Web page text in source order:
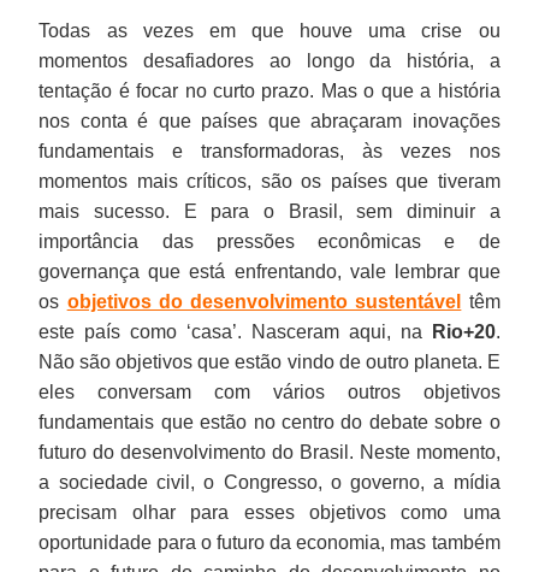
Todas as vezes em que houve uma crise ou
momentos desafiadores ao longo da história, a
tentação é focar no curto prazo. Mas o que a história
nos conta é que países que abraçaram inovações
fundamentais e transformadoras, às vezes nos
momentos mais críticos, são os países que tiveram
mais sucesso. E para o Brasil, sem diminuir a
importância das pressões econômicas e de
governança que está enfrentando, vale lembrar que
os objetivos do desenvolvimento sustentável
têm
este país como ‘casa’. Nasceram aqui, na
Rio+20.
Não são objetivos que estão vindo de outro planeta. E
eles conversam com vários outros objetivos
fundamentais que estão no centro do debate sobre o
futuro do desenvolvimento do Brasil. Neste momento,
a sociedade civil, o Congresso, o governo, a mídia
precisam olhar para esses objetivos como uma
oportunidade para o futuro da economia, mas também